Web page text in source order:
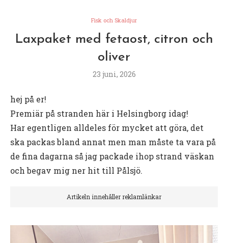
Fisk och Skaldjur
Laxpaket med fetaost, citron och
oliver
23 juni, 2026
hej på er!
Premiär på stranden här i Helsingborg idag!
Har egentligen alldeles för mycket att göra, det
ska packas bland annat men man måste ta vara på
de fina dagarna så jag packade ihop strand väskan
och begav mig ner hit till Pålsjö.
Artikeln innehåller reklamlänkar